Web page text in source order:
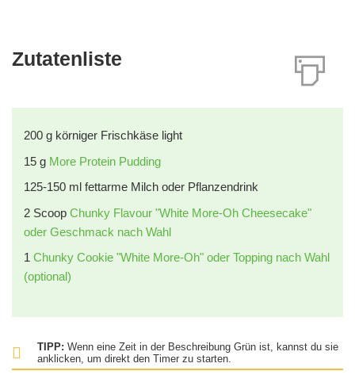
Zutatenliste
200 g körniger Frischkäse light
15 g More Protein Pudding
125-150 ml fettarme Milch oder Pflanzendrink
2 Scoop Chunky Flavour "White More-Oh Cheesecake"
oder Geschmack nach Wahl
1 Chunky Cookie "White More-Oh" oder Topping nach Wahl
(optional)
TIPP: Wenn eine Zeit in der Beschreibung Grün ist, kannst du sie
anklicken, um direkt den Timer zu starten.